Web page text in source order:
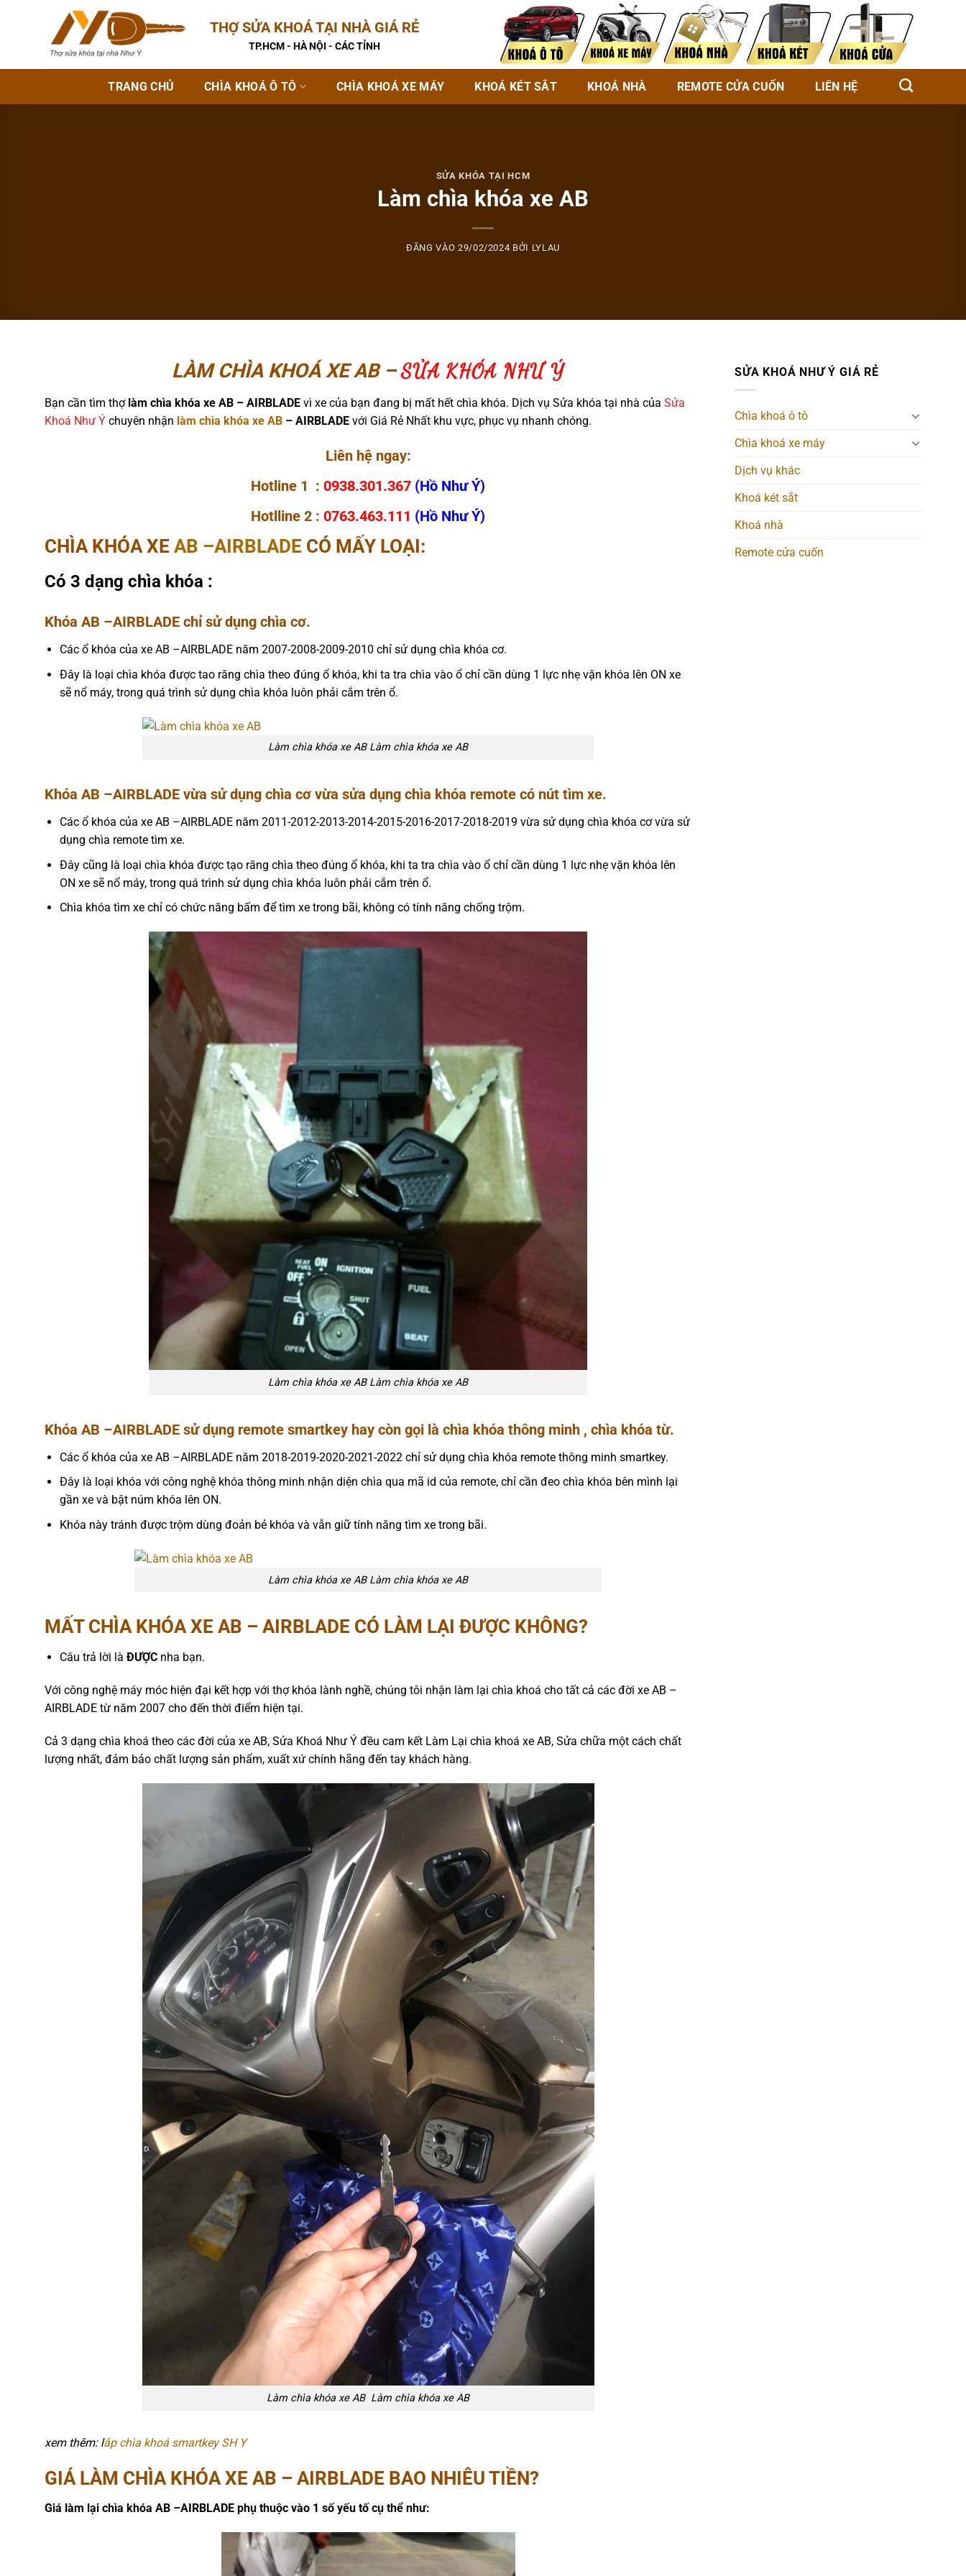
THỢ SỬA KHOÁ TẠI NHÀ GIÁ RẺ
TP.HCM - HÀ NỘI - CÁC TỈNH
TRANG CHỦ CHÌA KHOÁ Ô TÔ CHÌA KHOÁ XE MÁY KHOÁ KÉT SẮT KHOÁ NHÀ REMOTE CỬA CUỐN LIÊN HỆ
SỬA KHÓA TẠI HCM
Làm chìa khóa xe AB
ĐĂNG VÀO 29/02/2024 BỞI LYLAU
LÀM CHÌA KHOÁ XE AB –SỬA KHÓA NHƯ Ý
Bạn cần tìm thợ làm chìa khóa xe AB – AIRBLADE vì xe của bạn đang bị mất hết chìa khóa. Dịch vụ Sửa khóa tại nhà của Sửa
Khoá Như Ý chuyên nhận làm chìa khóa xe AB – AIRBLADE với Giá Rẻ Nhất khu vực, phục vụ nhanh chóng.
Liên hệ ngay:
Hotline 1 : 0938.301.367 (Hồ Như Ý)
Hotlline 2 : 0763.463.111 (Hồ Như Ý)
CHÌA KHÓA XE AB –AIRBLADE CÓ MẤY LOẠI:
Có 3 dạng chìa khóa :
Khóa AB –AIRBLADE chỉ sử dụng chìa cơ.
Các ổ khóa của xe AB –AIRBLADE năm 2007-2008-2009-2010 chỉ sử dụng chìa khóa cơ.
Đây là loại chìa khóa được tao răng chìa theo đúng ổ khóa, khi ta tra chìa vào ổ chỉ cần dùng 1 lực nhẹ vặn khóa lên ON xe
sẽ nổ máy, trong quá trình sử dụng chìa khóa luôn phải cắm trên ổ.
Làm chìa khóa xe AB Làm chìa khóa xe AB
Khóa AB –AIRBLADE vừa sử dụng chìa cơ vừa sửa dụng chìa khóa remote có nút tìm xe.
Các ổ khóa của xe AB –AIRBLADE năm 2011-2012-2013-2014-2015-2016-2017-2018-2019 vừa sử dụng chìa khóa cơ vừa sử
dụng chìa remote tìm xe.
Đây cũng là loại chìa khóa được tạo răng chìa theo đúng ổ khóa, khi ta tra chìa vào ổ chỉ cần dùng 1 lực nhẹ vặn khóa lên
ON xe sẽ nổ máy, trong quá trình sử dụng chìa khóa luôn phải cắm trên ổ.
Chìa khóa tìm xe chỉ có chức năng bấm để tìm xe trong bãi, không có tính năng chống trộm.
Làm chìa khóa xe AB Làm chìa khóa xe AB
Khóa AB –AIRBLADE sử dụng remote smartkey hay còn gọi là chìa khóa thông minh , chìa khóa từ.
Các ổ khóa của xe AB –AIRBLADE năm 2018-2019-2020-2021-2022 chỉ sử dụng chìa khóa remote thông minh smartkey.
Đây là loại khóa với công nghệ khóa thông minh nhận diện chìa qua mã id của remote, chỉ cần đeo chìa khóa bên mình lại
gần xe và bật núm khóa lên ON.
Khóa này tránh được trộm dùng đoản bẻ khóa và vẫn giữ tính năng tìm xe trong bãi.
Làm chìa khóa xe AB Làm chìa khóa xe AB
MẤT CHÌA KHÓA XE AB – AIRBLADE CÓ LÀM LẠI ĐƯỢC KHÔNG?
Câu trả lời là ĐƯỢCnha bạn.
Với công nghệ máy móc hiện đại kết hợp với thợ khóa lành nghề, chúng tôi nhận làm lại chìa khoá cho tất cả các đời xe AB –
AIRBLADE từ năm 2007 cho đến thời điểm hiện tại.
Cả 3 dạng chìa khoá theo các đời của xe AB, Sửa Khoá Như Ý đều cam kết Làm Lại chìa khoá xe AB, Sửa chữa một cách chất
lượng nhất, đảm bảo chất lượng sản phẩm, xuất xứ chính hãng đến tay khách hàng.
Làm chìa khóa xe AB Làm chìa khóa xe AB
xem thêm: lắp chìa khoá smartkey SH Y
GIÁ LÀM CHÌA KHÓA XE AB – AIRBLADE BAO NHIÊU TIỀN?
Giá làm lại chìa khóa AB –AIRBLADE phụ thuộc vào 1 số yếu tố cụ thể như:
SỬA KHOÁ NHƯ Ý GIÁ RẺ
Chìa khoá ô tô
Chìa khoá xe máy
Dịch vụ khác
Khoá két sắt
Khoá nhà
Remote cửa cuốn